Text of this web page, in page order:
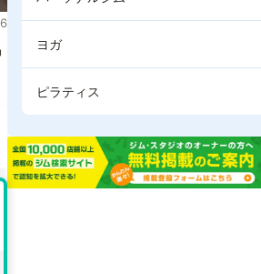
ヨガ
ピラティス